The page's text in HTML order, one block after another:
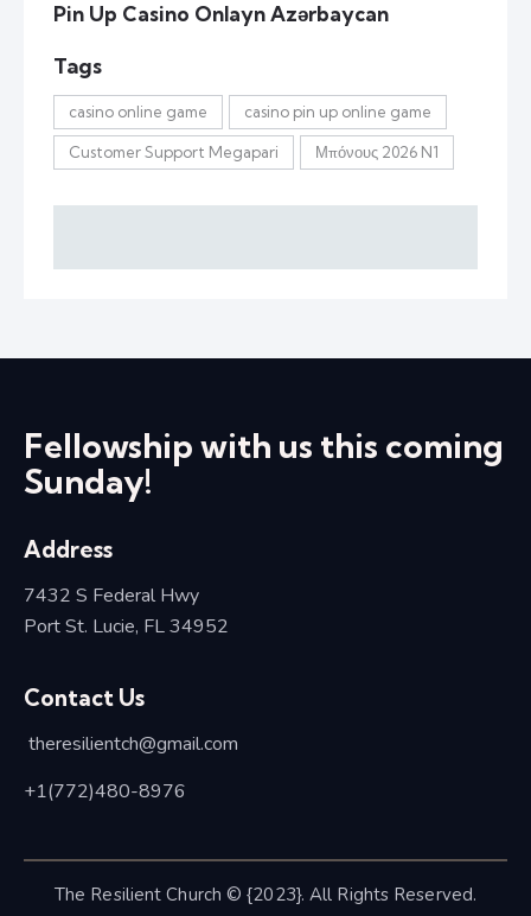
Pin Up Casino Onlayn Azərbaycan
Tags
casino online game casino pin up online game
Customer Support Megapari Μπόνους 2026 N1
Fellowship with us this coming
Sunday!
Address
7432 S Federal Hwy
Port St. Lucie, FL 34952
Contact Us
theresilientch@gmail.com
+1(772)480-8976
The Resilient Church © {2023}. All Rights Reserved.